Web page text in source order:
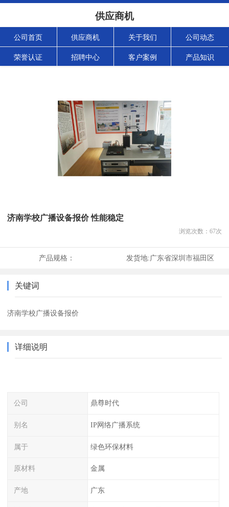
供应商机
公司首页 供应商机 关于我们 公司动态
荣誉认证 招聘中心 客户案例 产品知识
济南学校广播设备报价 性能稳定
浏览次数： 67次
产品规格： 发货地:广东省深圳市福田区
关键词
济南学校广播设备报价
详细说明
公司 鼎尊时代
别名 IP网络广播系统
属于 绿色环保材料
原材料 金属
产地 广东